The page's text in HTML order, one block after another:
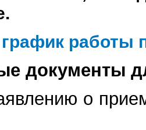
работы
документы
о